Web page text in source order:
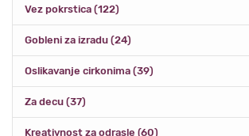
Vez pokrstica (122)
Gobleni za izradu (24)
Oslikavanje cirkonima (39)
Za decu (37)
Kreativnost za odrasle (60)